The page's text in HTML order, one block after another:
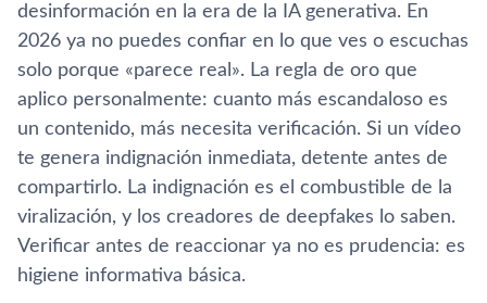
desinformación en la era de la IA generativa. En
2026 ya no puedes confiar en lo que ves o escuchas
solo porque «parece real». La regla de oro que
aplico personalmente: cuanto más escandaloso es
un contenido, más necesita verificación. Si un vídeo
te genera indignación inmediata, detente antes de
compartirlo. La indignación es el combustible de la
viralización, y los creadores de deepfakes lo saben.
Verificar antes de reaccionar ya no es prudencia: es
higiene informativa básica.